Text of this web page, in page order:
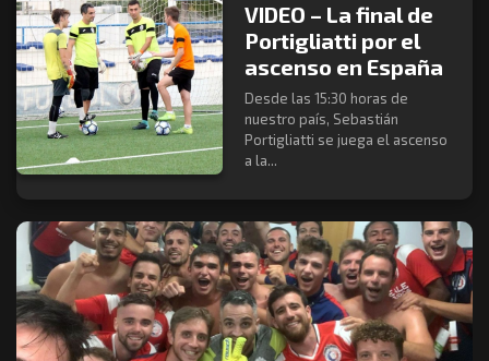
VIDEO – La final de
Portigliatti por el
ascenso en España
Desde las 15:30 horas de
nuestro país, Sebastián
Portigliatti se juega el ascenso
a la...